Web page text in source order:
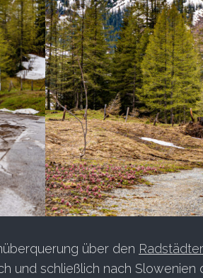
über den
und schließlich nach Slowenien